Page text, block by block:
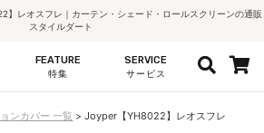
】レオスフレ｜カーテン・シェード・ロールスクリーンの通販
スタイルダート
FEATURE
特集
SERVICE
サービス
ンカバー 一覧 Joyper【YH8022】レオスフレ